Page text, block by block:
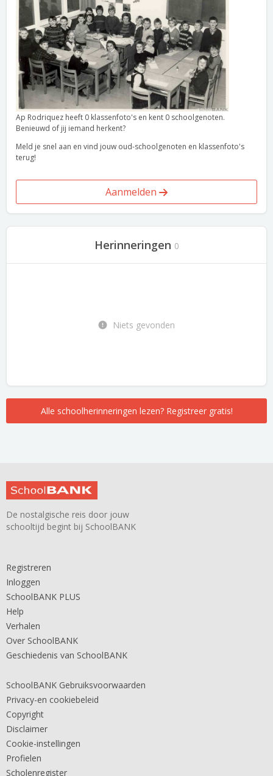
Ap Rodriquez heeft 0 klassenfoto's en kent 0 schoolgenoten.
Benieuwd of jij iemand herkent?
Meld je snel aan en vind jouw oud-schoolgenoten en klassenfoto's
terug!
Aanmelden
Herinneringen 0
Niets gevonden
Alle schoolherinneringen lezen? Registreer gratis!
De nostalgische reis door jouw
schooltijd begint bij SchoolBANK
Registreren
Inloggen
SchoolBANK PLUS
Help
Verhalen
Over SchoolBANK
Geschiedenis van SchoolBANK
SchoolBANK Gebruiksvoorwaarden
Privacy-en cookiebeleid
Copyright
Disclaimer
Cookie-instellingen
Profielen
Scholenregister